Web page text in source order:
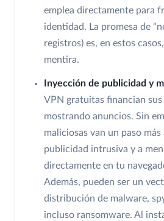
emplea directamente para
identidad. La promesa de
registros) es, en estos
mentira.
Inyección de publicidad y
VPN gratuitas financian
mostrando anuncios. Sin
maliciosas van un paso
publicidad intrusiva y a
directamente en tu
Además, pueden ser un
distribución de malware,
incluso ransomware. Al